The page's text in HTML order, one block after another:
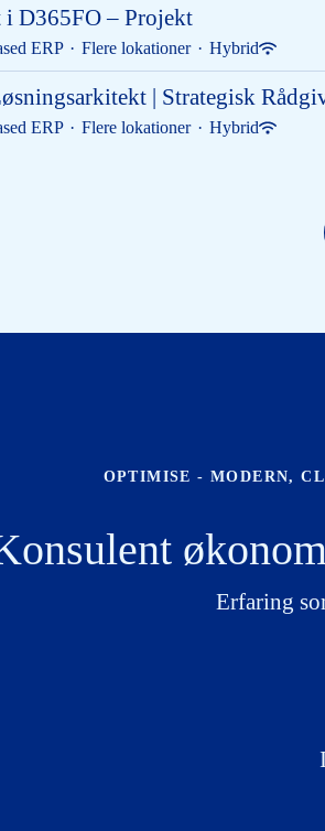
D365FO – Projekt
ERP · Flere lokationer · Hybrid
| Strategisk
ERP · Flere lokationer · Hybrid
OPTIMISE - MODERN,
Erfaring